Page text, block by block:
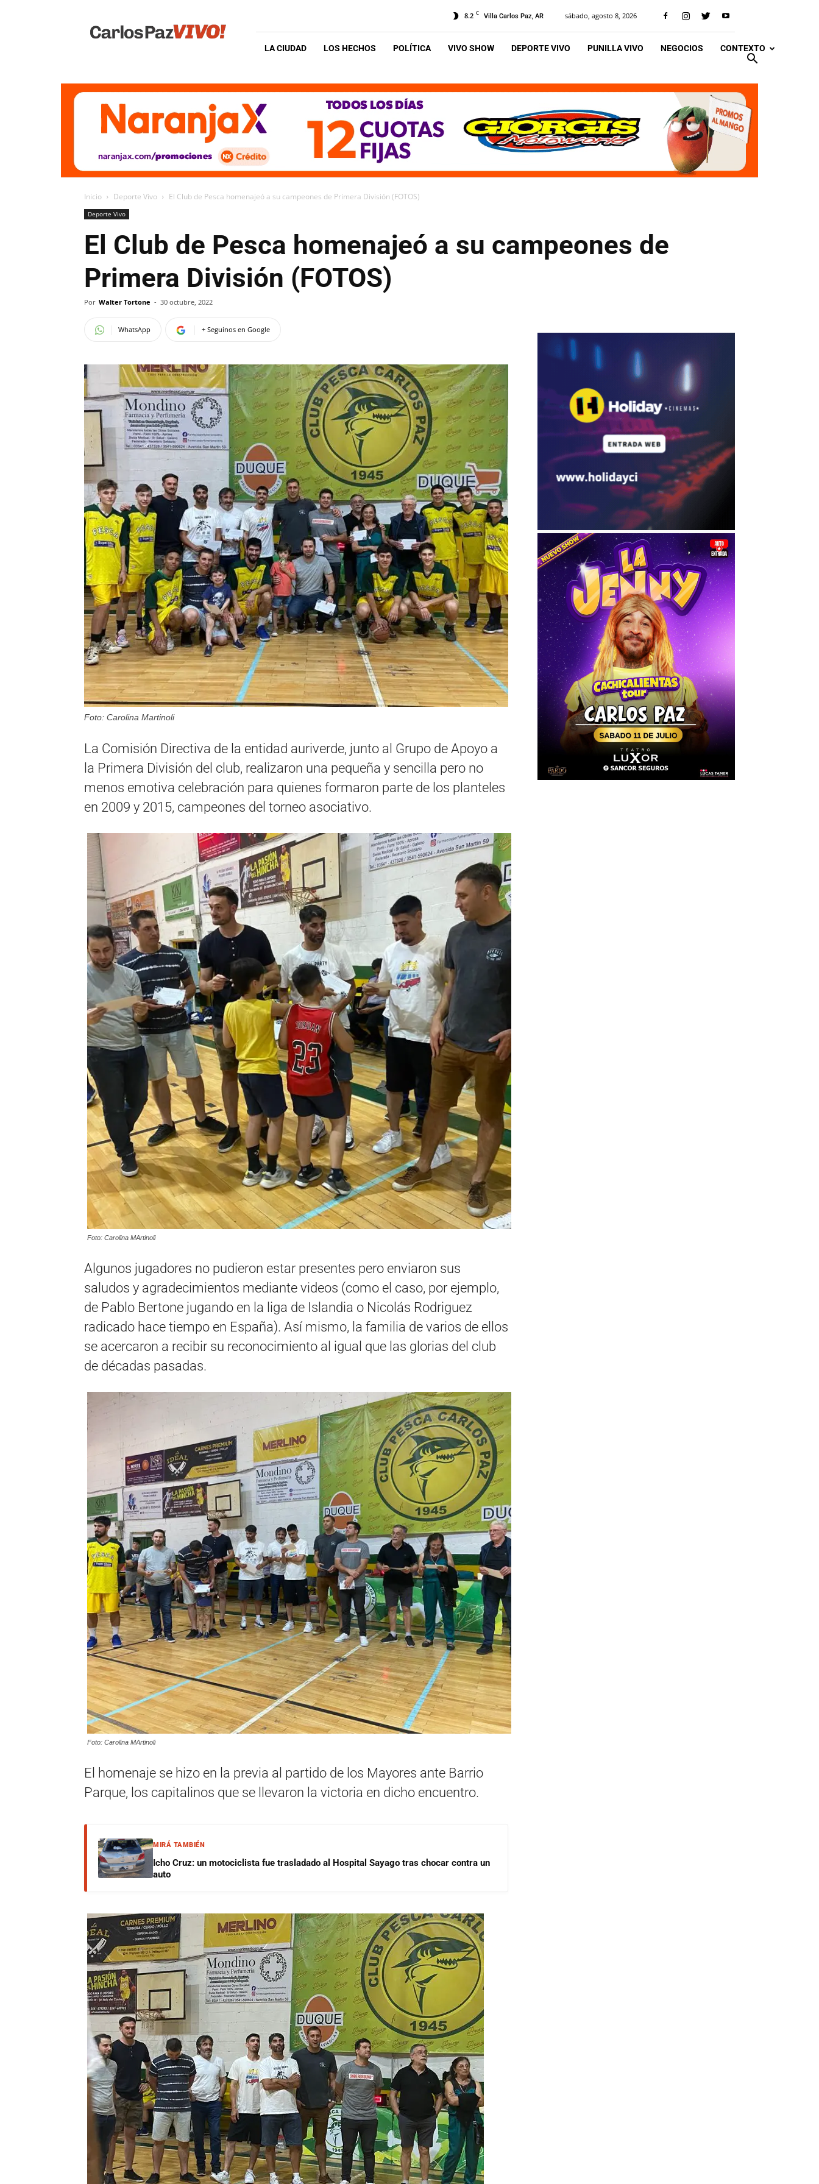
Vivo
8.2 C Villa Carlos Paz, AR sábado, agosto 8, 2026
LA CIUDAD LOS HECHOS POLÍTICA VIVO SHOW DEPORTE VIVO PUNILLA VIVO NEGOCIOS CONTEXTO
Inicio Deporte Vivo El Club de Pesca homenajeó a su campeones de Primera División (FOTOS)
Deporte Vivo
El Club de Pesca homenajeó a su campeones de
Primera División (FOTOS)
Por Walter Tortone - 30 octubre, 2022
WhatsApp + Seguinos en Google
Foto: Carolina Martinoli
La Comisión Directiva de la entidad auriverde, junto al Grupo de Apoyo a
la Primera División del club, realizaron una pequeña y sencilla pero no
menos emotiva celebración para quienes formaron parte de los planteles
en 2009 y 2015, campeones del torneo asociativo.
Foto: Carolina MArtinoli
Algunos jugadores no pudieron estar presentes pero enviaron sus
saludos y agradecimientos mediante videos (como el caso, por ejemplo,
de Pablo Bertone jugando en la liga de Islandia o Nicolás Rodriguez
radicado hace tiempo en España). Así mismo, la familia de varios de ellos
se acercaron a recibir su reconocimiento al igual que las glorias del club
de décadas pasadas.
Foto: Carolina MArtinoli
El homenaje se hizo en la previa al partido de los Mayores ante Barrio
Parque, los capitalinos que se llevaron la victoria en dicho encuentro.
MIRÁ TAMBIÉN
Icho Cruz: un motociclista fue trasladado al Hospital Sayago tras chocar contra un
auto